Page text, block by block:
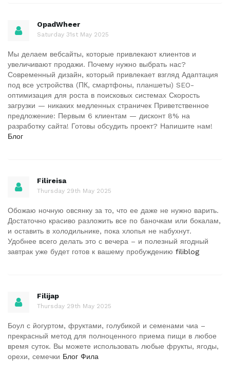
OpadWheer
Saturday 31st May 2025
Мы делаем вебсайты, которые привлекают клиентов и
увеличивают продажи. Почему нужно выбрать нас?
Современный дизайн, который привлекает взгляд Адаптация
под все устройства (ПК, смартфоны, планшеты) SEO-
оптимизация для роста в поисковых системах Скорость
загрузки — никаких медленных страничек Приветственное
предложение: Первым 6 клиентам — дисконт 8% на
разработку сайта! Готовы обсудить проект? Напишите нам!
Блог
Filireisa
Thursday 29th May 2025
Обожаю ночную овсянку за то, что ее даже не нужно варить.
Достаточно красиво разложить все по баночкам или бокалам,
и оставить в холодильнике, пока хлопья не набухнут.
Удобнее всего делать это с вечера – и полезный ягодный
завтрак уже будет готов к вашему пробуждению filiblog
Filijap
Thursday 29th May 2025
Боул с йогуртом, фруктами, голубикой и семенами чиа –
прекрасный метод для полноценного приема пищи в любое
время суток. Вы можете использовать любые фрукты, ягоды,
орехи, семечки Блог Фила